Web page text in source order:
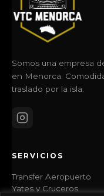
Somos una empresa
en Menorca.
traslado por la isla.
SERVICIOS
Transfer Aeropuerto
Yates y Cruceros